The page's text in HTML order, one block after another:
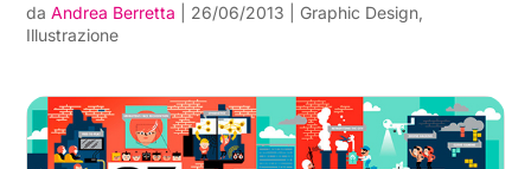
daAndrea Berretta 26/06/2013 Graphic Design,
Illustrazione